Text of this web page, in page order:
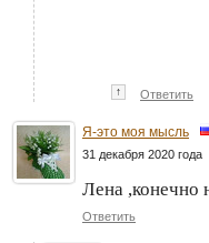
↑ Ответить
Я-это моя мысль
31 декабря 2020 года
Лена ,конечно
Ответить